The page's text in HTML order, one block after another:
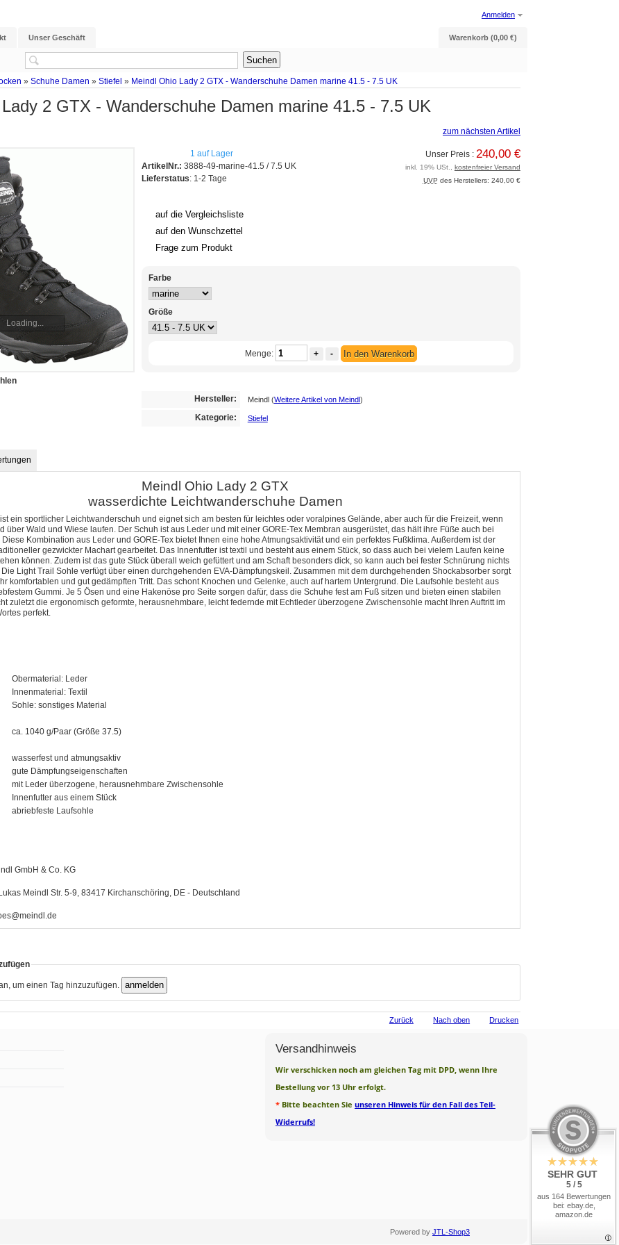
Unser Geschäft Warenkorb (0,00 €)
Anmelden
» Schuhe Damen » Stiefel » Meindl Ohio Lady 2 GTX - Wanderschuhe Damen marine 41.5 - 7.5 UK
2 GTX - Wanderschuhe Damen marine 41.5 - 7.5 UK
zum nächsten Artikel
Loading...
1 auf Lager
ArtikelNr.: 3888-49-marine-41.5 / 7.5 UK
Lieferstatus: 1-2 Tage
auf die Vergleichsliste
auf den Wunschzettel
Frage zum Produkt
Unser Preis : 240,00 €
inkl. 19% USt., kostenfreier Versand
UVP des Herstellers: 240,00 €
Farbe
Größe
Menge: + - In den Warenkorb
Hersteller: Meindl (Weitere Artikel von Meindl )
Kategorie: Stiefel
Meindl Ohio Lady 2 GTX
wasserdichte Leichtwanderschuhe Damen
ein sportlicher Leichtwanderschuh und eignet sich am besten für leichtes oder voralpines Gelände, aber auch für die Freizeit, wenn
über Wald und Wiese laufen. Der Schuh ist aus Leder und mit einer GORE-Tex Membran ausgerüstet, das hält ihre Füße auch bei
Kombination aus Leder und GORE-Tex bietet Ihnen eine hohe Atmungsaktivität und ein perfektes Fußklima. Außerdem ist der
gezwickter Machart gearbeitet. Das Innenfutter ist textil und besteht aus einem Stück, so dass auch bei vielem Laufen keine
können. Zudem ist das gute Stück überall weich gefüttert und am Schaft besonders dick, so kann auch bei fester Schnürung nichts
Light Trail Sohle verfügt über einen durchgehenden EVA-Dämpfungskeil. Zusammen mit dem durchgehenden Shockabsorber sorgt
komfortablen und gut gedämpften Tritt. Das schont Knochen und Gelenke, auch auf hartem Untergrund. Die Laufsohle besteht aus
Gummi. Je 5 Ösen und eine Hakenöse pro Seite sorgen dafür, dass die Schuhe fest am Fuß sitzen und bieten einen stabilen
zuletzt die ergonomisch geformte, herausnehmbare, leicht federnde mit Echtleder überzogene Zwischensohle macht Ihren Auftritt im
perfekt.
Obermaterial: Leder
Innenmaterial: Textil
Sohle: sonstiges Material
ca. 1040 g/Paar (Größe 37.5)
wasserfest und atmungsaktiv
gute Dämpfungseigenschaften
mit Leder überzogene, herausnehmbare Zwischensohle
Innenfutter aus einem Stück
abriebfeste Laufsohle
GmbH & Co. KG
Lukas Meindl Str. 5-9, 83417 Kirchanschöring, DE - Deutschland
um einen Tag hinzuzufügen.
Zurück Nach oben Drucken
Versandhinweis
Wir verschicken noch am gleichen Tag mit DPD, wenn Ihre
Bestellung vor 13 Uhr erfolgt.
* Bitte beachten Sie unseren Hinweis für den Fall des Teil-
Widerrufs!
Powered by JTL-Shop3
SEHR GUT
5 / 5
aus 164 Bewertungen
bei: ebay.de,
amazon.de